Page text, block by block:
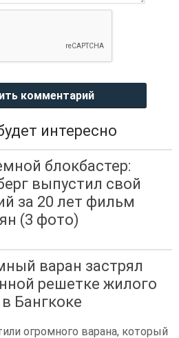
комментарий
интересно
блокбастер:
выпустил свой
за 20 лет фильм
(3 фото)
варан застрял
решетке жилого
Бангкоке
огромного варана, который